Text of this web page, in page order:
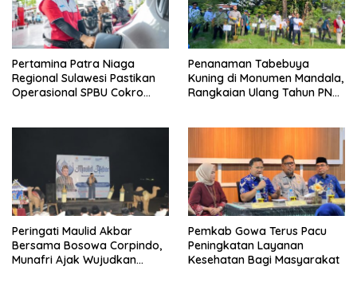
Pertamina Patra Niaga
Regional Sulawesi Pastikan
Operasional SPBU Cokro
Penanaman Tabebuya
Kuning di Monumen Mandala,
Rangkaian Ulang Tahun PNM
Peringati Maulid Akbar
Bersama Bosowa Corpindo,
Munafri Ajak Wujudkan
Pemkab Gowa Terus Pacu
Peningkatan Layanan
Kesehatan Bagi Masyarakat